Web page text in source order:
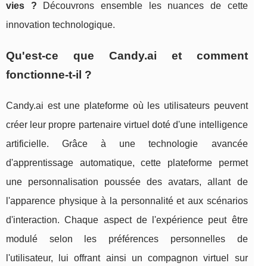
vies ? Découvrons ensemble les nuances de cette
innovation technologique.
Qu'est-ce que Candy.ai et comment
fonctionne-t-il ?
Candy.ai est une plateforme où les utilisateurs peuvent
créer leur propre partenaire virtuel doté d'une intelligence
artificielle. Grâce à une technologie avancée
d'apprentissage automatique, cette plateforme permet
une personnalisation poussée des avatars, allant de
l'apparence physique à la personnalité et aux scénarios
d'interaction. Chaque aspect de l'expérience peut être
modulé selon les préférences personnelles de
l'utilisateur, lui offrant ainsi un compagnon virtuel sur